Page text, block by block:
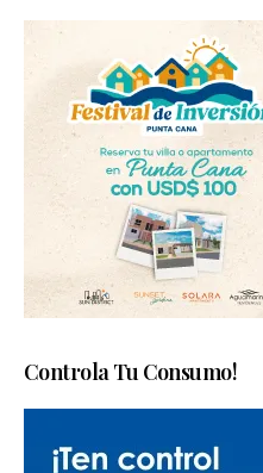
Controla Tu Consumo!